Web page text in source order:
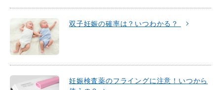
双子妊娠の確率は？いつわかる？
妊娠検査薬のフライングに注意！いつから